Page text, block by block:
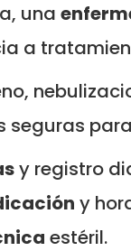
una
a
seguras
y registro
y
estéril.